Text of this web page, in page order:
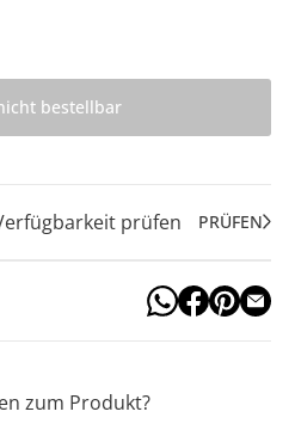
bestellbar
prüfen PRÜFEN
zum Produkt?